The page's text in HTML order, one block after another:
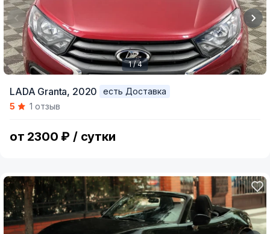
of
1 / 4
LADA Granta, 2020
есть Доставка
5
1 отзыв
от 2300 ₽ / сутки